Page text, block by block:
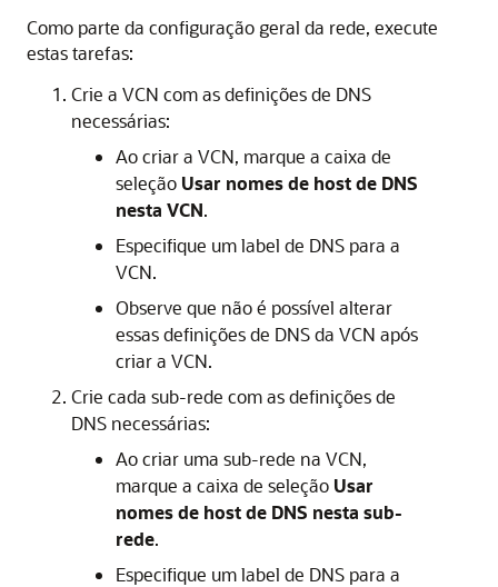
Como parte da configuração geral da rede, execute
estas tarefas:
Crie a VCN com as definições de DNS
necessárias:
Ao criar a VCN, marque a caixa de
seleção Usar nomes de host de DNS
nesta VCN.
Especifique um label de DNS para a
VCN.
Observe que não é possível alterar
essas definições de DNS da VCN após
criar a VCN.
Crie cada sub-rede com as definições de
DNS necessárias:
Ao criar uma sub-rede na VCN,
marque a caixa de seleção Usar
nomes de host de DNS nesta sub-
rede.
Especifique um label de DNS para a